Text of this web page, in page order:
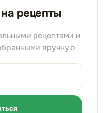
рецепты
рецептами и
вручную